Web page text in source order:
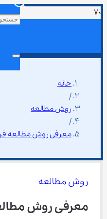
خانه
/
روش مطالعه
/
معرفی روش مطالعه
روش مطالعه
معرفی روش